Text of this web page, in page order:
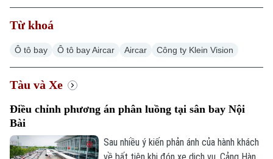
Từ khoá
Ô tô bay Ô tô bay Aircar Aircar Công ty Klein Vision
Tàu và Xe
Điều chỉnh phương án phân luồng tại sân bay Nội
Bài
Sau nhiều ý kiến phản ánh của hành khách